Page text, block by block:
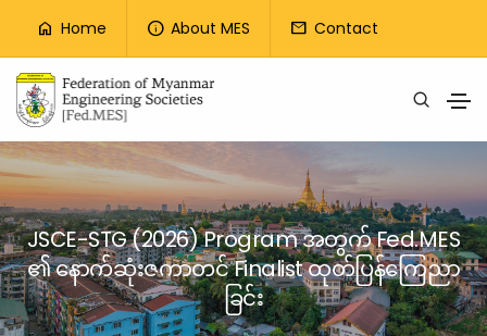
Top Menu
home Home info About MES mail Contact
Skip to main content
JSCE-STG (2026) Program အတွက် Fed.MES
၏ နောက်ဆုံးဇကာတင် Finalist ထုတ်ပြန်ကြေညာ
ခြင်း